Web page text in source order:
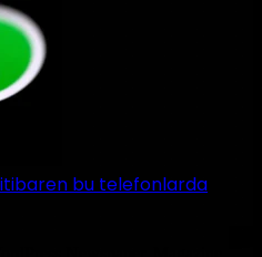
bu telefonlarda